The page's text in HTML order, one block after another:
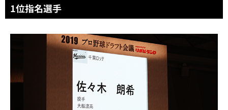
1位指名選手